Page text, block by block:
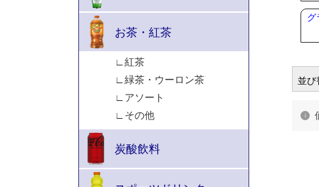
グ
並び